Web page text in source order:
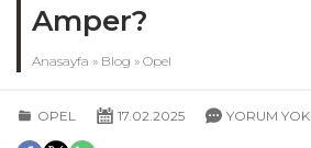
Amper?
Anasayfa » Blog » Opel
OPEL 17.02.2025 YORUM YOK